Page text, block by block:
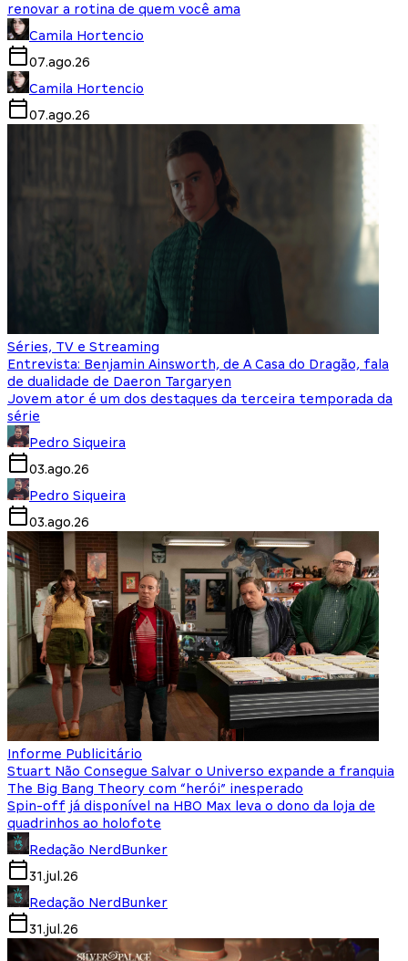
renovar a rotina de quem você ama
Camila Hortencio
07.ago.26
Camila Hortencio
07.ago.26
Séries, TV e Streaming
Entrevista: Benjamin Ainsworth, de A Casa do Dragão, fala
de dualidade de Daeron Targaryen
Jovem ator é um dos destaques da terceira temporada da
série
Pedro Siqueira
03.ago.26
Pedro Siqueira
03.ago.26
Informe Publicitário
Stuart Não Consegue Salvar o Universo expande a franquia
The Big Bang Theory com “herói” inesperado
Spin-off já disponível na HBO Max leva o dono da loja de
quadrinhos ao holofote
Redação NerdBunker
31.jul.26
Redação NerdBunker
31.jul.26